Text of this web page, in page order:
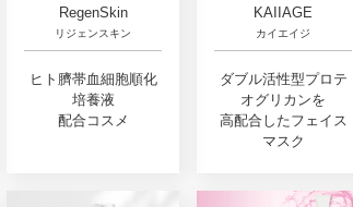
RegenSkin
リジェンスキン
ヒト臍帯血細胞順化
培養液
配合コスメ
KAIIAGE
カイエイジ
ダブル活性型プロテ
オグリカンを
高配合したフェイス
マスク